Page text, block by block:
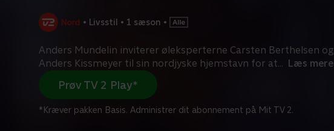
• Livsstil • 1 sæson •
Anders Mundelin inviterer øleksperterne Carsten Berthelsen og
Anders Kissmeyer til sin nordjyske hjemstavn for at... Læs mere
Prøv TV 2 Play*
*Kræver pakken Basis. Administrer dit abonnement på Mit TV 2.